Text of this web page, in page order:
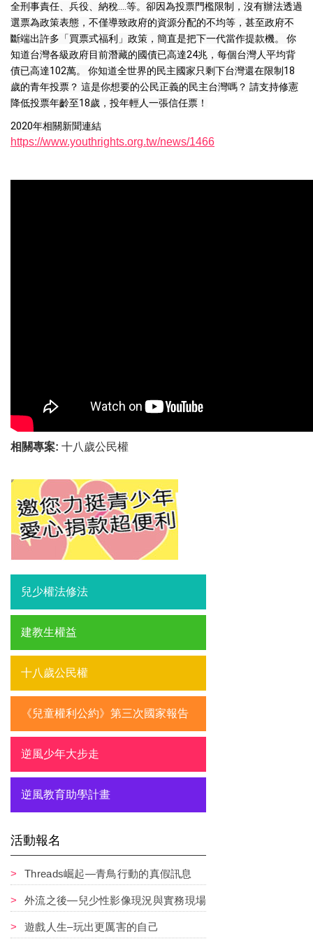
全刑事責任、兵役、納稅....等。卻因為投票門檻限制，沒有辦法透過
選票為政策表態，不僅導致政府的資源分配的不均等，甚至政府不
斷端出許多「買票式福利」政策，簡直是把下一代當作提款機。 你
知道台灣各級政府目前潛藏的國債已高達24兆，每個台灣人平均背
債已高達102萬。 你知道全世界的民主國家只剩下台灣還在限制18
歲的青年投票？ 這是你想要的公民正義的民主台灣嗎？ 請支持修憲
降低投票年齡至18歲，投年輕人一張信任票！
2020年相關新聞連結
https://www.youthrights.org.tw/news/1466
相關專案: 十八歲公民權
兒少權法修法
建教生權益
十八歲公民權
《兒童權利公約》第三次國家報告
逆風少年大步走
逆風教育助學計畫
活動報名
Threads崛起—青鳥行動的真假訊息
外流之後—兒少性影像現況與實務現場
遊戲人生–玩出更厲害的自己